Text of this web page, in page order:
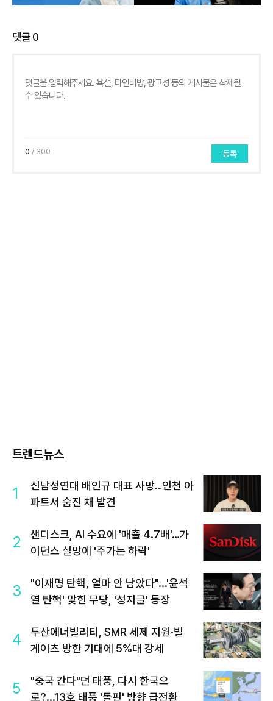
댓글0
0 / 300 등록
트렌드뉴스
1
신남성연대 배인규 대표 사망…인천 아
파트서 숨진 채 발견
2
샌디스크, AI 수요에 '매출 4.7배'…가
이던스 실망에 '주가는 하락'
3
"이재명 탄핵, 얼마 안 남았다"...'윤석
열 탄핵' 맞힌 무당, '성지글' 등장
4
두산에너빌리티, SMR 세제 지원·빌
게이츠 방한 기대에 5%대 강세
5
"중국 간다"던 태풍, 다시 한국으
로?...13호 태풍 '돌핀' 방향 급전환